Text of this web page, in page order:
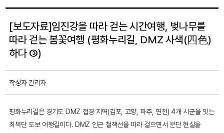
[보도자료]임진강을 따라 걷는 시간여행, 벚나무를
따라 걷는 봄꽃여행 (평화누리길, DMZ 사색(四色)
하다 ③)
게시물
정보
작성자관리자
평화누리길은 경기도 DMZ 접경 지역(김포, 고양, 파주, 연천) 4개 시군을 잇는
최북단 도보 여행길이다. DMZ 인근 철책선을 따라 걸으면서 분단 현실을